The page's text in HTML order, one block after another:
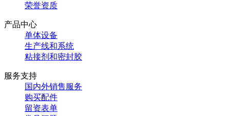
荣誉资质
产品中心
单体设备
生产线和系统
粘接剂和密封胶
服务支持
国内外销售服务
购买配件
留资表单